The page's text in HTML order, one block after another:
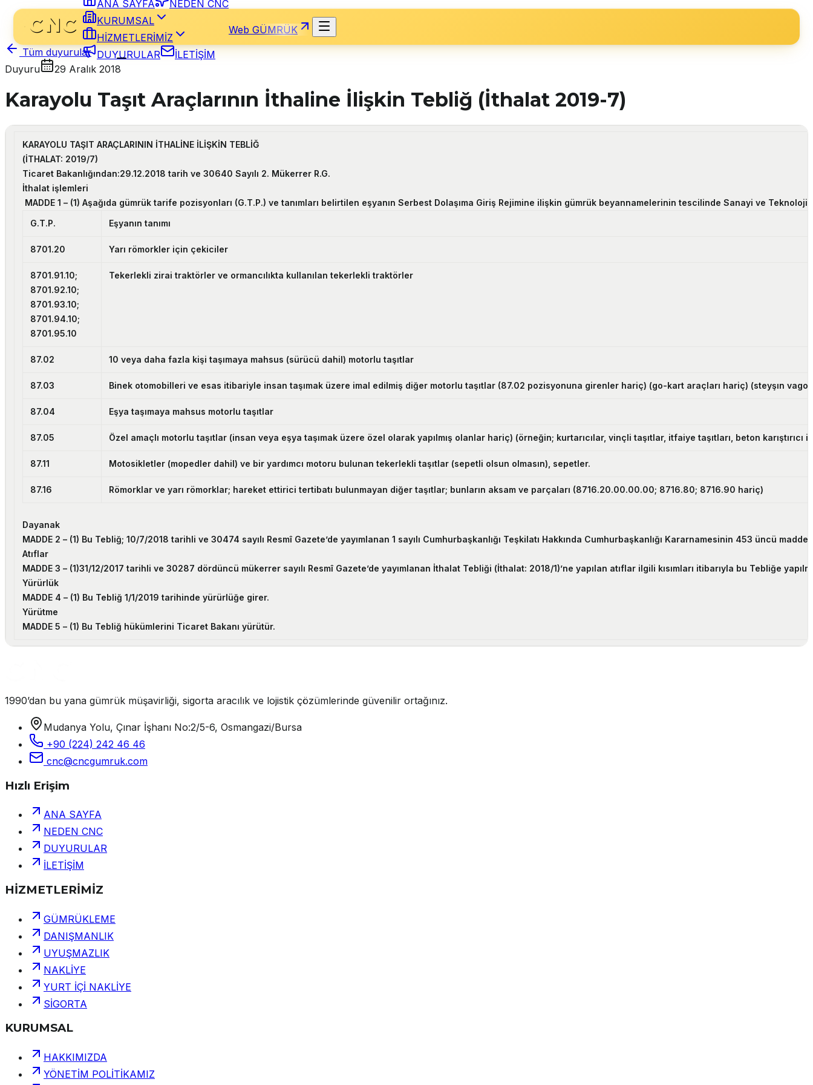
ANA SAYFA
NEDEN CNC
KURUMSAL
HİZMETLERİMİZ
DUYURULAR
İLETİŞİM
Web GÜMRÜK
Tüm duyurular
Duyuru
29 Aralık 2018
Karayolu Taşıt Araçlarının İthaline İlişkin Tebliğ (İthalat 2019-7)
KARAYOLU TAŞIT ARAÇLARININ İTHALİNE İLİŞKİN TEBLİĞ
(İTHALAT: 2019/7)
Ticaret Bakanlığından:29.12.2018 tarih ve 30640 Sayılı 2. Mükerrer R.G.
İthalat işlemleri
MADDE 1 –(1) Aşağıda gümrük tarife pozisyonları (G.T.P.) ve tanımları belirtilen eşyanın Serbest Dolaşıma Giriş Rejimine ilişkin gümrük beyannamelerinin tescilinde Sanayi ve
G.T.P.
Eşyanın tanımı
8701.20 Yarı römorkler için çekiciler
8701.91.10;
8701.92.10;
8701.93.10;
8701.94.10;
8701.95.10
Tekerlekli zirai traktörler ve ormancılıkta kullanılan tekerlekli traktörler
87.02 10 veya daha fazla kişi taşımaya mahsus (sürücü dahil) motorlu taşıtlar
87.03 Binek otomobilleri ve esas itibariyle insan taşımak üzere imal edilmiş diğer motorlu taşıtlar (87.02 pozisyonuna girenler hariç) (go-kart araçları hariç) (steyşın
87.04 Eşya taşımaya mahsus motorlu taşıtlar
87.05 Özel amaçlı motorlu taşıtlar (insan veya eşya taşımak üzere özel olarak yapılmış olanlar hariç) (örneğin; kurtarıcılar, vinçli taşıtlar, itfaiye taşıtları, beton
87.11 Motosikletler (mopedler dahil) ve bir yardımcı motoru bulunan tekerlekli taşıtlar (sepetli olsun olmasın), sepetler.
87.16 Römorklar ve yarı römorklar; hareket ettirici tertibatı bulunmayan diğer taşıtlar; bunların aksam ve parçaları (8716.20.00.00.00; 8716.80; 8716.90 hariç)
Dayanak
MADDE 2 – (1) Bu Tebliğ; 10/7/2018 tarihli ve 30474 sayılı Resmî Gazete’de yayımlanan 1 sayılı Cumhurbaşkanlığı Teşkilatı Hakkında Cumhurbaşkanlığı Kararnamesinin 453 üncü
Atıflar
MADDE 3 – (1)31/12/2017 tarihli ve 30287 dördüncü mükerrer sayılı Resmî Gazete’de yayımlanan İthalat Tebliği (İthalat: 2018/1)’ne yapılan atıflar ilgili kısımları itibarıyla bu Tebliğe
Yürürlük
MADDE 4 –(1) Bu Tebliğ 1/1/2019 tarihinde yürürlüğe girer.
Yürütme
MADDE 5 –(1) Bu Tebliğ hükümlerini Ticaret Bakanı yürütür.
1990’dan bu yana gümrük müşavirliği, sigorta aracılık ve lojistik çözümlerinde güvenilir ortağınız.
Mudanya Yolu, Çınar İşhanı No:2/5-6, Osmangazi/Bursa
+90 (224) 242 46 46
cnc@cncgumruk.com
Hızlı Erişim
ANA SAYFA
NEDEN CNC
DUYURULAR
İLETİŞİM
HİZMETLERİMİZ
GÜMRÜKLEME
DANIŞMANLIK
UYUŞMAZLIK
NAKLİYE
YURT İÇİ NAKLİYE
SİGORTA
KURUMSAL
HAKKIMIZDA
YÖNETİM POLİTİKAMIZ